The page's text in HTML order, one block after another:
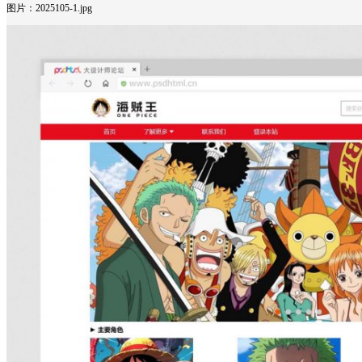
图片：2025105-1.jpg